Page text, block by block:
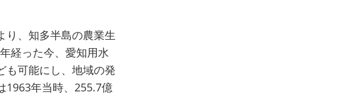
り、知多半島の農業生
経った今、愛知用水
も可能にし、地域の発
1963年当時、255.7億